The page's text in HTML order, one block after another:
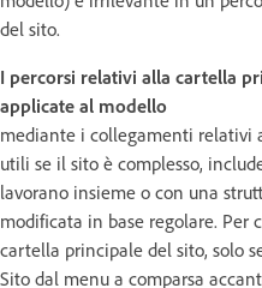
del sito.
I percorsi relativi alla cartella
applicate al modello
mediante i collegamenti relativi
utili se il sito è complesso,
lavorano insieme o con una
modificata in base regolare. Per
cartella principale del sito, solo
Sito dal menu a comparsa